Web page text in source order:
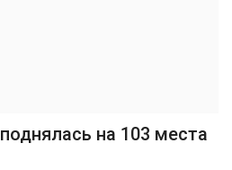
на 103 места